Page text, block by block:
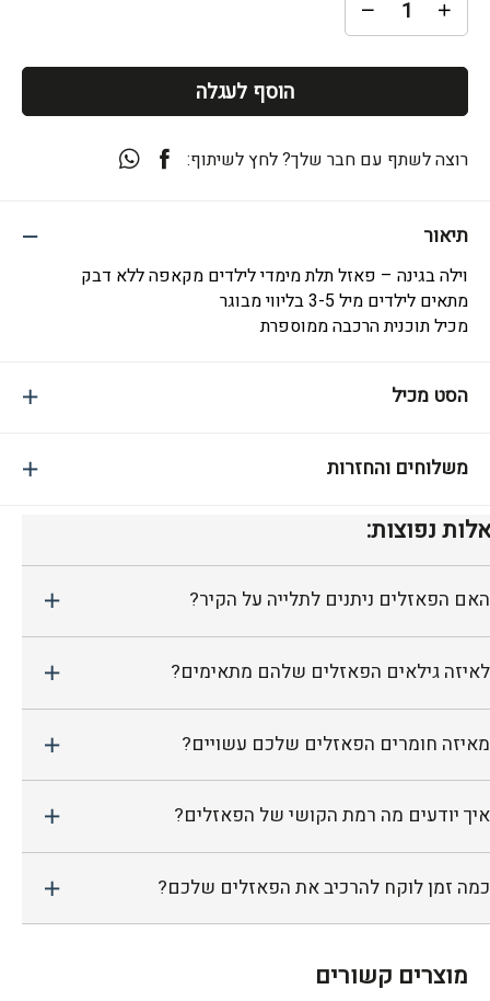
הוסף לעגלה
תיאור
וילה בגינה – פאזל תלת מימדי לילדים מקאפה ללא דבק
מתאים לילדים מיל 3-5 בליווי מבוגר
מכיל תוכנית הרכבה ממוספרת
הסט מכיל
משלוחים והחזרות
רוצה לשתף עם חבר שלך? לחץ לשיתוף:
נפוצות:
האם הפאזלים ניתנים לתלייה על הקיר?
לאיזה גילאים הפאזלים שלהם מתאימים?
מאיזה חומרים הפאזלים שלכם עשויים?
איך יודעים מה רמת הקושי של הפאזלים?
כמה זמן לוקח להרכיב את הפאזלים שלכם?
מוצרים קשורים